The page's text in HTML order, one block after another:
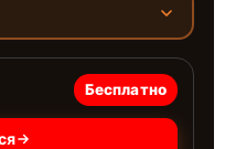
Бесплатно